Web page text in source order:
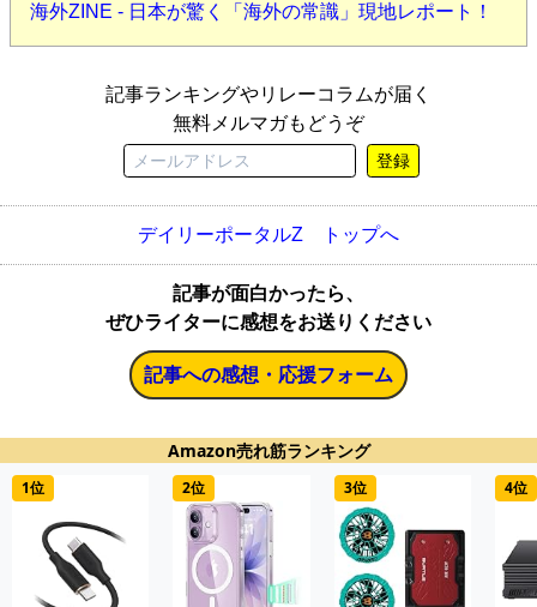
海外ZINE - 日本が驚く「海外の常識」現地レポート！
記事ランキングやリレーコラムが届く
無料メルマガもどうぞ
登録
デイリーポータルZ トップへ
記事が面白かったら、
ぜひライターに感想をお送りください
記事への感想・応援フォーム
Amazon売れ筋ランキング
1位 2位 3位 4位